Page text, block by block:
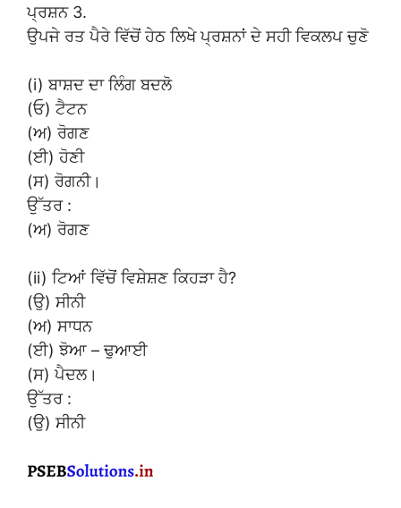
ਪ੍ਰਸ਼ਨ 3.
ਉਪਜੇ ਰਤ ਪੈਰੇ ਵਿੱਚੋਂ ਹੇਠ ਲਿਖੇ ਪ੍ਰਸ਼ਨਾਂ ਦੇ ਸਹੀ ਵਿਕਲਪ ਚੁਣੋ
(i) ਬਾਸ਼ਦ ਦਾ ਲਿੰਗ ਬਦਲੋ
(ਓ) ਟੈਟਨ
(ਅ) ਰੋਗਣ
(ਈ) ਹੋਣੀ
(ਸ) ਰੋਗਨੀ।
ਉੱਤਰ :
(ਅ) ਰੋਗਣ
(ii) ਟਿਆਂ ਵਿੱਚੋਂ ਵਿਸ਼ੇਸ਼ਣ ਕਿਹੜਾ ਹੈ?
(ਉ) ਸੀਨੀ
(ਅ) ਸਾਧਨ
(ਈ) ਝੋਆ – ਢੁਆਈ
(ਸ) ਪੈਦਲ।
ਉੱਤਰ :
(ਉ) ਸੀਨੀ